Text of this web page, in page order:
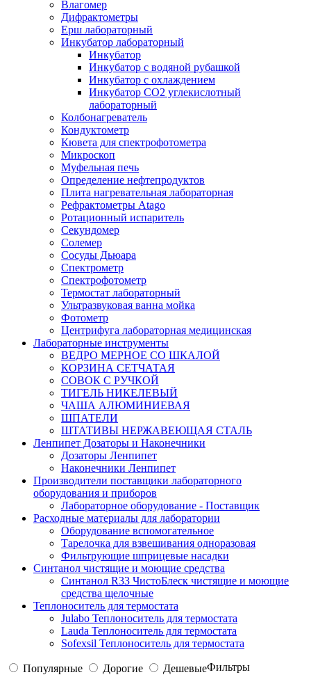
Влагомер
Дифрактометры
Ерш лабораторный
Инкубатор лабораторный
Инкубатор
Инкубатор с водяной рубашкой
Инкубатор с охлаждением
Инкубатор СО2 углекислотный
лабораторный
Колбонагреватель
Кондуктометр
Кювета для спектрофотометра
Микроскоп
Муфельная печь
Определение нефтепродуктов
Плита нагревательная лабораторная
Рефрактометры Atago
Ротационный испаритель
Секундомер
Солемер
Сосуды Дьюара
Спектрометр
Спектрофотометр
Термостат лабораторный
Ультразвуковая ванна мойка
Фотометр
Центрифуга лабораторная медицинская
Лабораторные инструменты
ВЕДРО МЕРНОЕ СО ШКАЛОЙ
КОРЗИНА СЕТЧАТАЯ
СОВОК С РУЧКОЙ
ТИГЕЛЬ НИКЕЛЕВЫЙ
ЧАША АЛЮМИНИЕВАЯ
ШПАТЕЛИ
ШТАТИВЫ НЕРЖАВЕЮЩАЯ СТАЛЬ
Ленпипет Дозаторы и Наконечники
Дозаторы Ленпипет
Наконечники Ленпипет
Производители поставщики лабораторного
оборудования и приборов
Лабораторное оборудование - Поставщик
Расходные материалы для лаборатории
Оборудование вспомогательное
Тарелочка для взвешивания одноразовая
Фильтрующие шприцевые насадки
Синтанол чистящие и моющие средства
Синтанол R33 ЧистоБлеск чистящие и моющие
средства щелочные
Теплоноситель для термостата
Julabo Теплоноситель для термостата
Lauda Теплоноситель для термостата
Sofexsil Теплоноситель для термостата
Популярные Дорогие ДешевыеФильтры